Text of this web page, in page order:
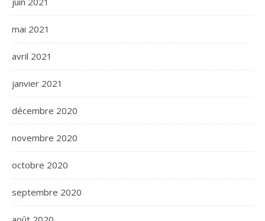
mai 2021
avril 2021
janvier 2021
décembre 2020
novembre 2020
octobre 2020
septembre 2020